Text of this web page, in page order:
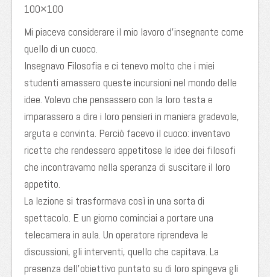
100×100
Mi piaceva considerare il mio lavoro d’insegnante come
quello di un cuoco.
Insegnavo Filosofia e ci tenevo molto che i miei
studenti amassero queste incursioni nel mondo delle
idee. Volevo che pensassero con la loro testa e
imparassero a dire i loro pensieri in maniera gradevole,
arguta e convinta. Perciò facevo il cuoco: inventavo
ricette che rendessero appetitose le idee dei filosofi
che incontravamo nella speranza di suscitare il loro
appetito.
La lezione si trasformava così in una sorta di
spettacolo. E un giorno cominciai a portare una
telecamera in aula. Un operatore riprendeva le
discussioni, gli interventi, quello che capitava. La
presenza dell’obiettivo puntato su di loro spingeva gli